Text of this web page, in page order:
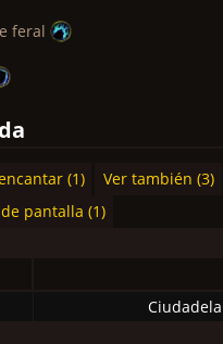
feral
(1)
Ver también (3)
pantalla (1)